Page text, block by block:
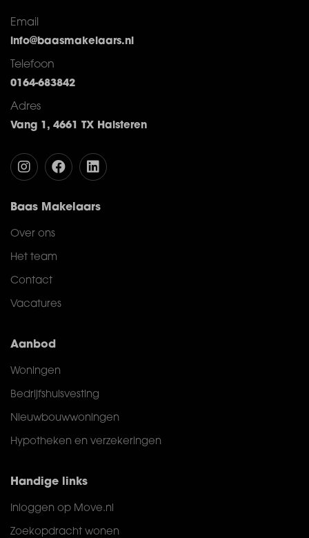
Email
info@baasmakelaars.nl
Telefoon
0164-683842
Adres
Vang 1, 4661 TX Halsteren
Baas Makelaars
Over ons
Het team
Contact
Vacatures
Aanbod
Woningen
Bedrijfshuisvesting
Nieuwbouwwoningen
Hypotheken en verzekeringen
Handige links
Inloggen op Move.nl
Zoekopdracht wonen